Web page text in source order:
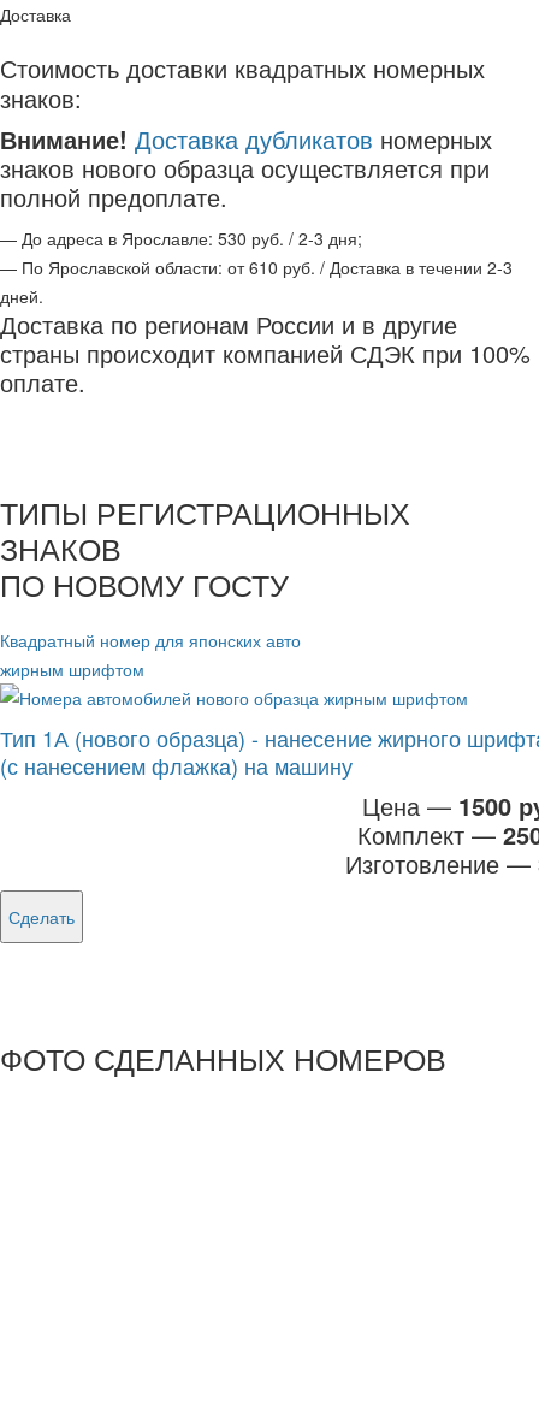
Доставка
Стоимость доставки квадратных номерных
знаков:
Внимание! Доставка дубликатов номерных
знаков нового образца осуществляется при
полной предоплате.
— До адреса в Ярославле: 530 руб. / 2-3 дня;
— По Ярославской области: от 610 руб. / Доставка в течении 2-3
дней.
Доставка по регионам России и в другие
страны происходит компанией СДЭК при 100%
оплате.
ТИПЫ РЕГИСТРАЦИОННЫХ
ЗНАКОВ
ПО НОВОМУ ГОСТУ
Квадратный номер для японских авто
жирным шрифтом
Тип 1А (нового образца) - нанесение жирного
(с нанесением флажка) на машину
Цена — 1500
Комплект —
Изготовление —
Сделать
ФОТО СДЕЛАННЫХ НОМЕРОВ